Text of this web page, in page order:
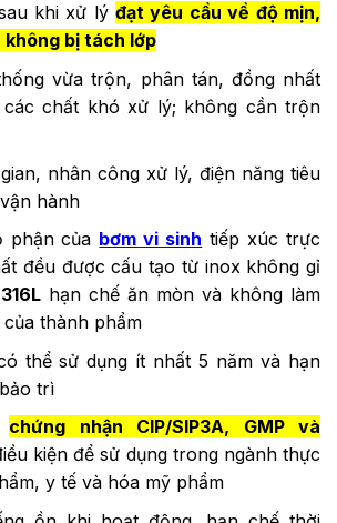
khi xử lýđạt yêu cầu về độ mịn,
bị tách lớp
vừa trộn, phân tán, đồng nhất
chất khó xử lý; không cần trộn
nhân công xử lý, điện năng tiêu
hành
phận của bơm vi sinh tiếp xúc trực
đều được cấu tạo từ inox không gỉ
hạn chế ăn mòn và không làm
thành phẩm
thể sử dụng ít nhất 5 năm và hạn
trì
chứng nhận CIP/SIP3A, GMP và
kiện để sử dụng trong ngành thực
y tế và hóa mỹ phẩm